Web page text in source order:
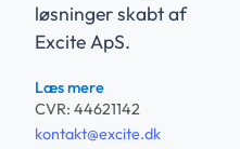
løsninger skabt af
Excite ApS.
Læs mere
CVR: 44621142
kontakt@excite.dk